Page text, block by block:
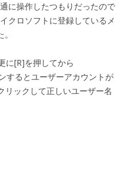
に操作したつもりだったので
クロソフトに登録しているメ
に[R]を押してから
するとユーザーアカウントが
リックして正しいユーザー名